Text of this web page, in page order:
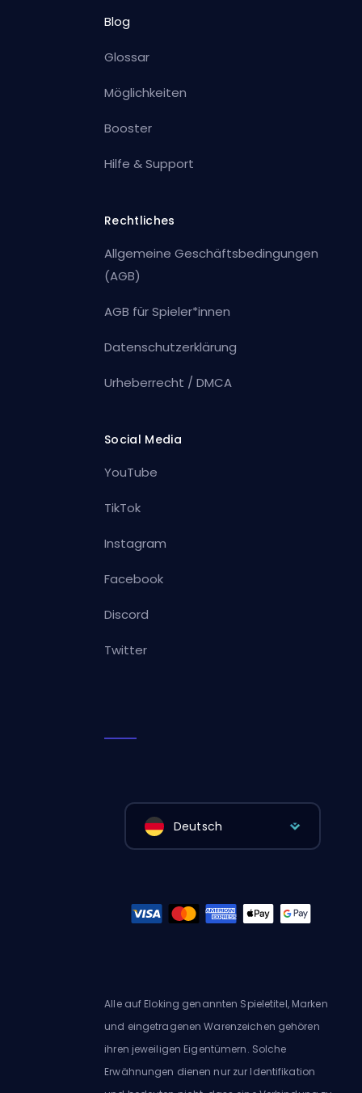
Blog
Glossar
Möglichkeiten
Booster
Hilfe & Support
Rechtliches
Allgemeine Geschäftsbedingungen
(AGB)
AGB für Spieler*innen
Datenschutzerklärung
Urheberrecht / DMCA
Social Media
YouTube
TikTok
Instagram
Facebook
Discord
Twitter
Deutsch
Alle auf Eloking genannten Spieletitel, Marken
und eingetragenen Warenzeichen gehören
ihren jeweiligen Eigentümern. Solche
Erwähnungen dienen nur zur Identifikation